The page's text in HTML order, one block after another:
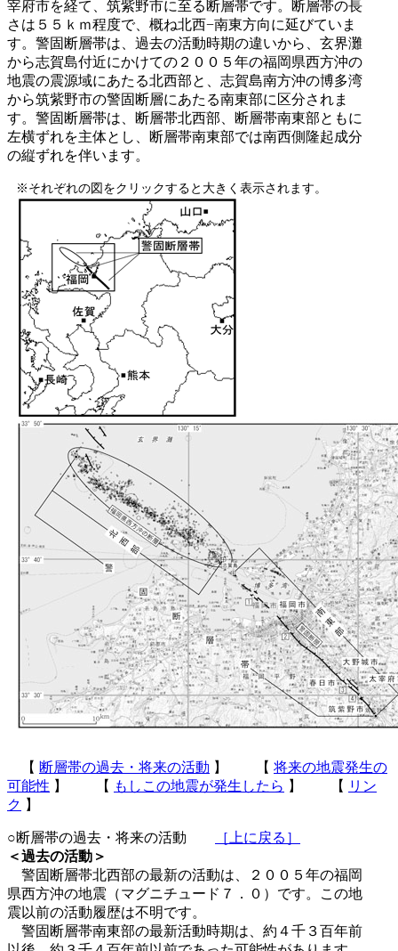
宰府市を経て、筑紫野市に至る断層帯です。断層帯の長
さは５５ｋｍ程度で、概ね北西−南東方向に延びていま
す。警固断層帯は、過去の活動時期の違いから、玄界灘
から志賀島付近にかけての２００５年の福岡県西方沖の
地震の震源域にあたる北西部と、志賀島南方沖の博多湾
から筑紫野市の警固断層にあたる南東部に区分されま
す。警固断層帯は、断層帯北西部、断層帯南東部ともに
左横ずれを主体とし、断層帯南東部では南西側隆起成分
の縦ずれを伴います。
※それぞれの図をクリックすると大きく表示されます。
【 断層帯の過去・将来の活動 】 【 将来の地震発生の
可能性 】 【 もしこの地震が発生したら 】 【 リン
ク 】
○断層帯の過去・将来の活動
［上に戻る］
＜過去の活動＞
警固断層帯北西部の最新の活動は、２００５年の福岡
県西方沖の地震（マグニチュード７．０）です。この地
震以前の活動履歴は不明です。
警固断層帯南東部の最新活動時期は、約４千３百年前